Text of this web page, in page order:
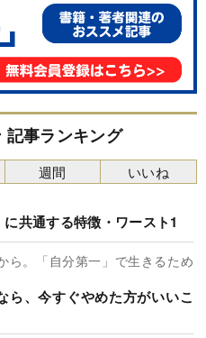
記事ランキング
に共通する特徴・ワースト1
ら。「自分第一」で生きるため
ら、今すぐやめた方がいいこ
週間 いいね